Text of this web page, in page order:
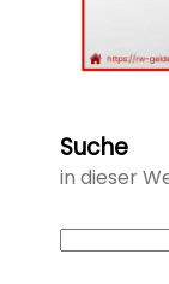
Suche
in dieser